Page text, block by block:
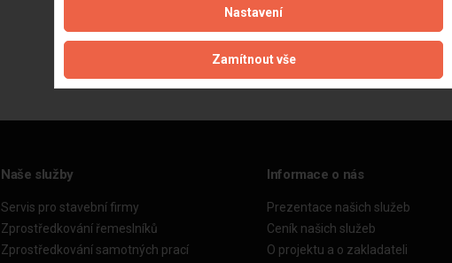
Aktualizováno z portálu ARES dne 03.12.2024 00:00:09
Naše služby
Servis pro stavební firmy
Zprostředkování řemeslníků
Zprostředkování samotných prací
Informace o nás
Prezentace našich služeb
Ceník našich služeb
O projektu a o zakladateli
Nastavení
Zamítnout vše